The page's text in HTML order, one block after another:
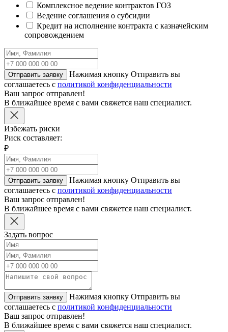
Комплексное ведение контрактов ГОЗ
Ведение соглашения о субсидии
Кредит на исполнение контракта с казначейским
сопровождением
Отправить заявку
Нажимая кнопку Отправить вы
соглашаетесь с политикой конфиденциальности
Ваш запрос отправлен!
В ближайшее время с вами свяжется наш специалист.
Избежать риски
Риск составляет:
₽
Отправить заявку
Нажимая кнопку Отправить вы
соглашаетесь с политикой конфиденциальности
Ваш запрос отправлен!
В ближайшее время с вами свяжется наш специалист.
Задать вопрос
Отправить заявку
Нажимая кнопку Отправить вы
соглашаетесь с политикой конфиденциальности
Ваш запрос отправлен!
В ближайшее время с вами свяжется наш специалист.